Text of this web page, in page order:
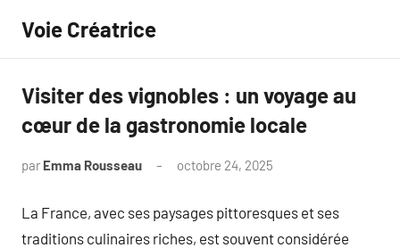
contenu
Voie Créatrice
Visiter des vignobles : un voyage au
cœur de la gastronomie locale
par Emma Rousseau octobre 24, 2025
La France, avec ses paysages pittoresques et ses
traditions culinaires riches, est souvent considérée